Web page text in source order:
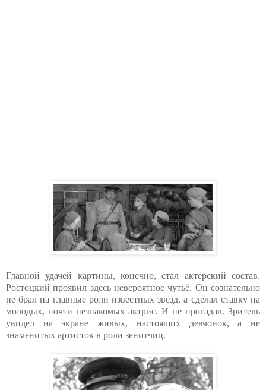
Главной удачей картины, конечно, стал актёрский состав.
Ростоцкий проявил здесь невероятное чутьё. Он сознательно
не брал на главные роли известных звёзд, а сделал ставку на
молодых, почти незнакомых актрис. И не прогадал. Зритель
увидел на экране живых, настоящих девчонок, а не
знаменитых артисток в роли зенитчиц.